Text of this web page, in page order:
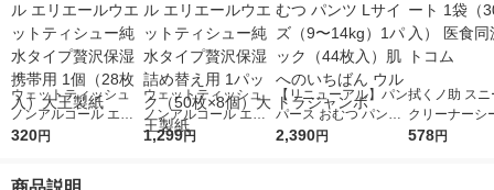
ウェットティッシュ
ノンアルコール エリ
エールウエットティシ
320円
ウェットティッシュ
ノンアルコール エリ
エールウエットティシ
1,299円
【リニューアル】パン
パース おむつ パンツ
Lサイズ（9〜14kg）1
2,390円
拭くノ助 スニ
クリーナーシ
（30枚入）
578円